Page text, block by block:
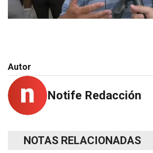
Autor
Notife Redacción
NOTAS RELACIONADAS